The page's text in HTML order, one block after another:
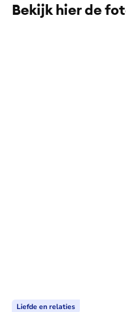
Bekijk hier de
Liefde en relaties